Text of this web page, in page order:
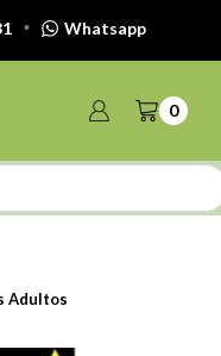
Whatsapp
0
Adultos